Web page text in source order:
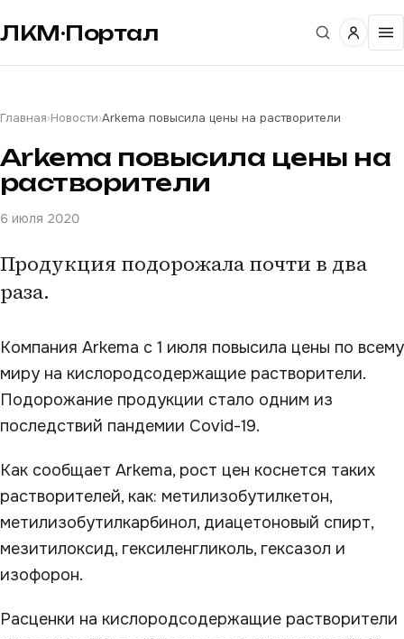
ЛКМ·Портал
Главная›Новости›Arkema повысила цены на растворители
Arkema повысила цены на
растворители
6 июля 2020
Продукция подорожала почти в два
раза.
Компания Arkema с 1 июля повысила цены по всему
миру на кислородсодержащие растворители.
Подорожание продукции стало одним из
последствий пандемии Covid-19.
Как сообщает Arkema, рост цен коснется таких
растворителей, как: метилизобутилкетон,
метилизобутилкарбинол, диацетоновый спирт,
мезитилоксид, гексиленгликоль, гексазол и
изофорон.
Расценки на кислородсодержащие растворители